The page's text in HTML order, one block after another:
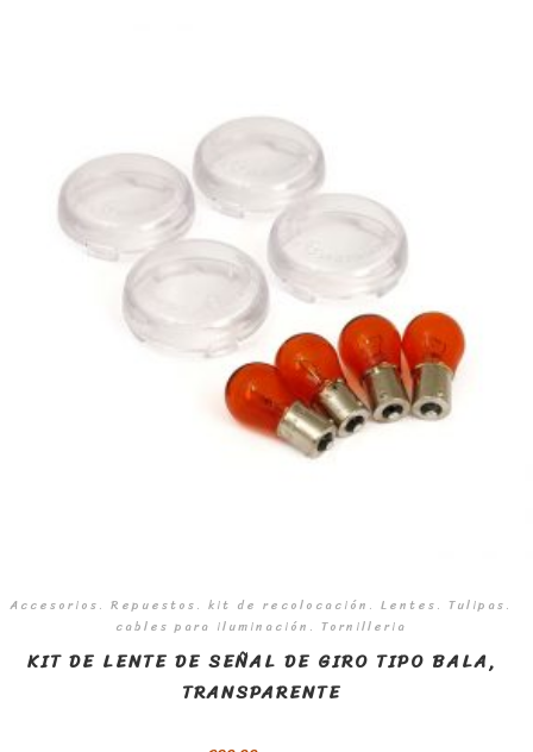
Accesorios. Repuestos. kit de recolocación. Lentes. Tulipas.
cables para iluminación. Tornilleria
KIT DE LENTE DE SEÑAL DE GIRO TIPO BALA,
TRANSPARENTE